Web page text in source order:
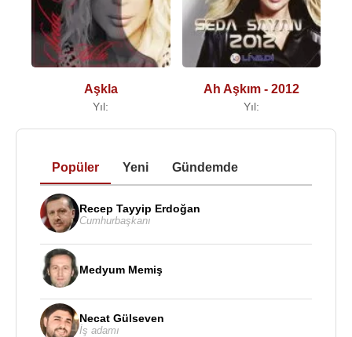
Aşkla
Yıl:
Ah Aşkım - 2012
Yıl:
Popüler Yeni Gündemde
Recep Tayyip Erdoğan
Cumhurbaşkanı
Medyum Memiş
Necat Gülseven
İş adamı